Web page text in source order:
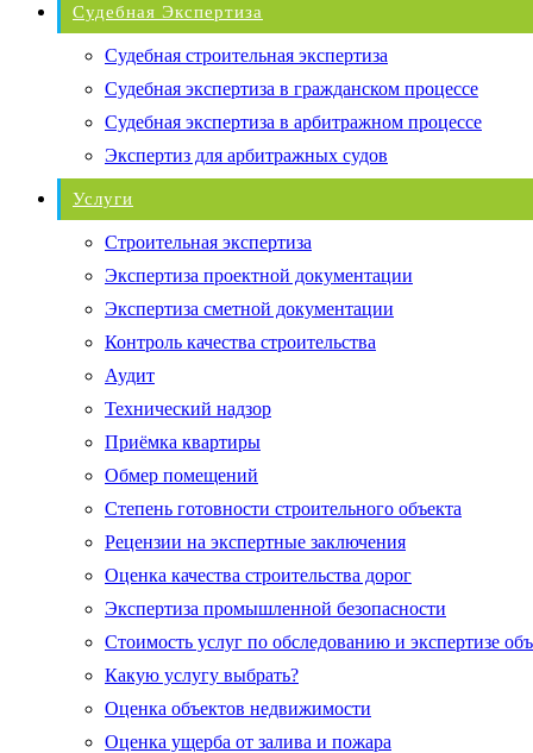
Судебная Экспертиза
Судебная строительная экспертиза
Судебная экспертиза в гражданском процессе
Судебная экспертиза в арбитражном процессе
Экспертиз для арбитражных судов
Услуги
Строительная экспертиза
Экспертиза проектной документации
Экспертиза сметной документации
Контроль качества строительства
Аудит
Технический надзор
Приёмка квартиры
Обмер помещений
Степень готовности строительного объекта
Рецензии на экспертные заключения
Оценка качества строительства дорог
Экспертиза промышленной безопасности
Стоимость услуг по обследованию и экспертизе
Какую услугу выбрать?
Оценка объектов недвижимости
Оценка ущерба от залива и пожара